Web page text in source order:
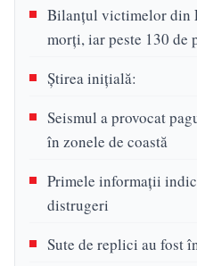
Bilanțul victimelor din
morți, iar peste 130 de
Știrea inițială:
Seismul a provocat
în zonele de coastă
Primele informații
distrugeri
Sute de replici au fost